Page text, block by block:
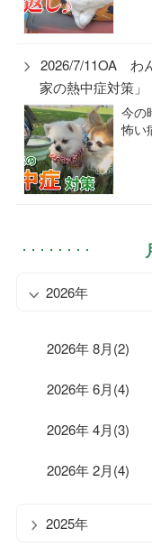
2026/7/11OA わ
家の熱中症対策」
今の
怖い
2026年
2026年 8月(2)
2026年 6月(4)
2026年 4月(3)
2026年 2月(4)
2025年